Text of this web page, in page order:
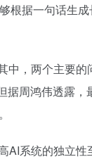
根据一句话生成
中，两个主要的
据周鸿伟透露，
AI系统的独立性